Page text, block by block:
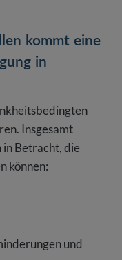
kommt eine
in
Insgesamt
Betracht, die
können:
und